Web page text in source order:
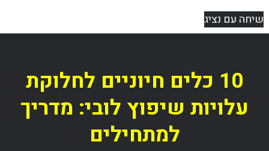
שיחה עם נציג
10 כלים חיוניים לחלוקת
עלויות שיפוץ לובי: מדריך
למתחילים